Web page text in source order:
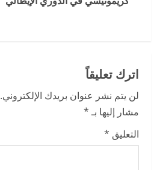
u
e
R
e
اترك تعليقاً
لن يتم نشر عنوان بريدك الإلكتروني.
مشار إليها بـ*
التعليق *